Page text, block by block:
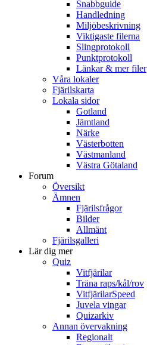
Snabbguide
Handledning
Miljöbeskrivning
Viktigaste filerna
Slingprotokoll
Punktprotokoll
Länkar & mer filer
Våra lokaler
Fjärilskarta
Lokala sidor
Gotland
Jämtland
Närke
Västerbotten
Västmanland
Västra Götaland
Forum
Översikt
Ämnen
Fjärilsfrågor
Bilder
Allmänt
Fjärilsgalleri
Lär dig mer
Quiz
Vitfjärilar
Träna raps/kål/rov
VitfjärilarSpeed
Juvela vingar
Quizarkiv
Annan övervakning
Regionalt